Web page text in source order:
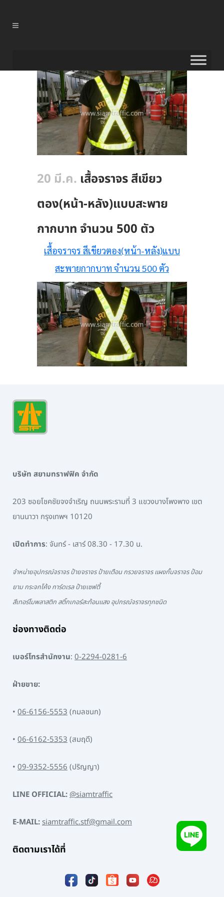
20 มี.ค. เสื้อจราจร สีเขียว
ตอง(หน้า-หลัง)แบบสะพาย
กากบาท จำนวน 500 ตัว
เสื้อจราจร สีเขียวตอง(หน้า-หลัง)แบบ
สะพายกากบาท จำนวน 500 ตัว
บริษัท สยามทราฟฟิค จำกัด
203 ซอยโชคชัยจงจำเริญ ถนนพระรามที่ 3 แขวงบางโพงพาง เขต
ยานนาวา กรุงเทพฯ 10120
เปิดทำการ: จันทร์ - เสาร์ 08.30 - 17.30 น.
จำหน่ายอุปกรณ์จราจร ป้ายจราจร ป้ายเตือน กรวยจราจร แผงกั้นจราจร ป้อม
ยาม กระจกโค้ง การ์ดเรล ป้ายเซฟตี้
สีเทอร์โมพลาสติก สติ๊กเกอร์สะท้อนแสง อุปกรณ์จราจรทุกชนิด
ช่องทางติดต่อ
เบอร์โทรสำนักงาน: 0-2294-0281-6
ฝ่ายขาย:
• 06-6156-5553(กมลชนก)
• 06-6162-5353(สมฤดี)
• 09-9352-5556(ปริญญา)
LINE OFFICIAL:@siamtraffic
E-MAIL:siamtraffic.stf@gmail.com
ติดตามเราได้ที่